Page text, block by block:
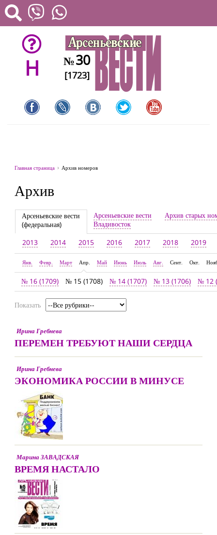
H №30
[1723]
Главная страница Архив номеров
Архив
Арсеньевские вести
(федеральная)
Арсеньевские вести
Владивосток
Архив старых
2013 2014 2015 2016 2017 2018 2019
Янв. Февр. Март Апр. Май Июнь Июль Авг. Сент. Окт.
№ 16 (1709) № 15 (1708) № 14 (1707) № 13 (1706) № 12
Показать
Ирина Гребнева
ПЕРЕМЕН ТРЕБУЮТ НАШИ СЕРДЦА
Ирина Гребнева
ЭКОНОМИКА РОССИИ В МИНУСЕ
Марина ЗАВАДСКАЯ
ВРЕМЯ НАСТАЛО